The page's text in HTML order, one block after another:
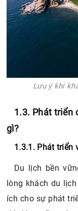
Lưu ý khi
1.3. Phát triển
gì?
1.3.1. Phát triển
Du lịch bền
lòng khách du
ích cho sự phát